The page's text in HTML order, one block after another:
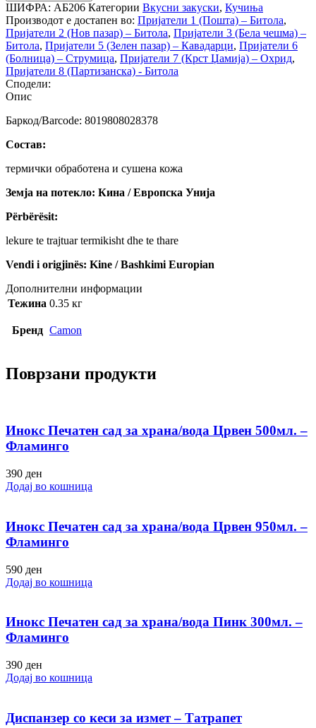
ШИФРА: АБ206 Категории Вкусни закуски, Кучиња
Производот е достапен во: Пријатели 1 (Пошта) – Битола,
Пријатели 2 (Нов пазар) – Битола, Пријатели 3 (Бела чешма) –
Битола, Пријатели 5 (Зелен пазар) – Кавадарци, Пријатели 6
(Болница) – Струмица, Пријатели 7 (Крст Џамија) – Охрид,
Пријатели 8 (Партизанска) - Битола
Сподели:
Опис
Баркод/Barcode: 8019808028378
Состав:
термички обработена и сушена кожа
Земја на потекло: Кина / Европска Унија
Përbërësit:
lekure te trajtuar termikisht dhe te thare
Vendi i origjinës: Kine / Bashkimi Europian
Дополнителни информации
Тежина 0.35 кг
Бренд Camon
Поврзани продукти
Инокс Печатен сад за храна/вода Црвен 500мл. –
Фламинго
390 ден
Додај во кошница
Инокс Печатен сад за храна/вода Црвен 950мл. –
Фламинго
590 ден
Додај во кошница
Инокс Печатен сад за храна/вода Пинк 300мл. –
Фламинго
390 ден
Додај во кошница
Диспанзер со кеси за измет – Татрапет